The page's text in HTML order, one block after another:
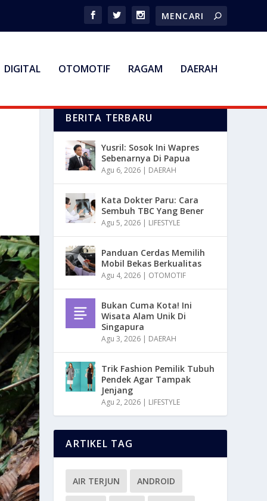
DIGITAL OTOMOTIF RAGAM DAERAH
BERITA TERBARU
Yusril: Sosok Ini Wapres
Sebenarnya Di Papua
Agu 6, 2026 | DAERAH
Kata Dokter Paru: Cara
Sembuh TBC Yang Bener
Agu 5, 2026 | LIFESTYLE
Panduan Cerdas Memilih
Mobil Bekas Berkualitas
Agu 4, 2026 | OTOMOTIF
Bukan Cuma Kota! Ini
Wisata Alam Unik Di
Singapura
Agu 3, 2026 | DAERAH
Trik Fashion Pemilik Tubuh
Pendek Agar Tampak
Jenjang
Agu 2, 2026 | LIFESTYLE
ARTIKEL TAG
AIR TERJUN ANDROID